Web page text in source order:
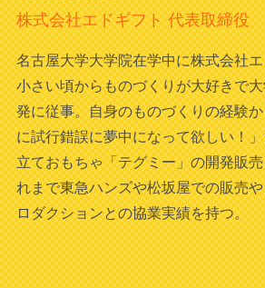
株式会社エドギフト 代表取締役
名古屋大学大学院在学中に株式会社
小さい頃からものづくりが大好きで
発に従事。自身のものづくりの経験
に試行錯誤に夢中になって欲しい！
立ておもちゃ「テグミー」の開発販
れまで東急ハンズや松坂屋での販売
ロダクションとの協業実績を持つ。